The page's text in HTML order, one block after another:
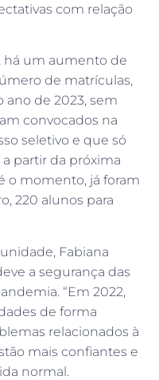
com relação
há um aumento de
de matrículas,
ano de 2023, sem
convocados na
seletivo e que só
partir da próxima
o momento, já foram
220 alunos para
Fabiana
a segurança das
“Em 2022,
de forma
relacionados à
mais confiantes e
normal.